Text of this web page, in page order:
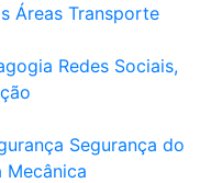
Áreas Transporte
Redes Sociais,
Segurança do
Mecânica